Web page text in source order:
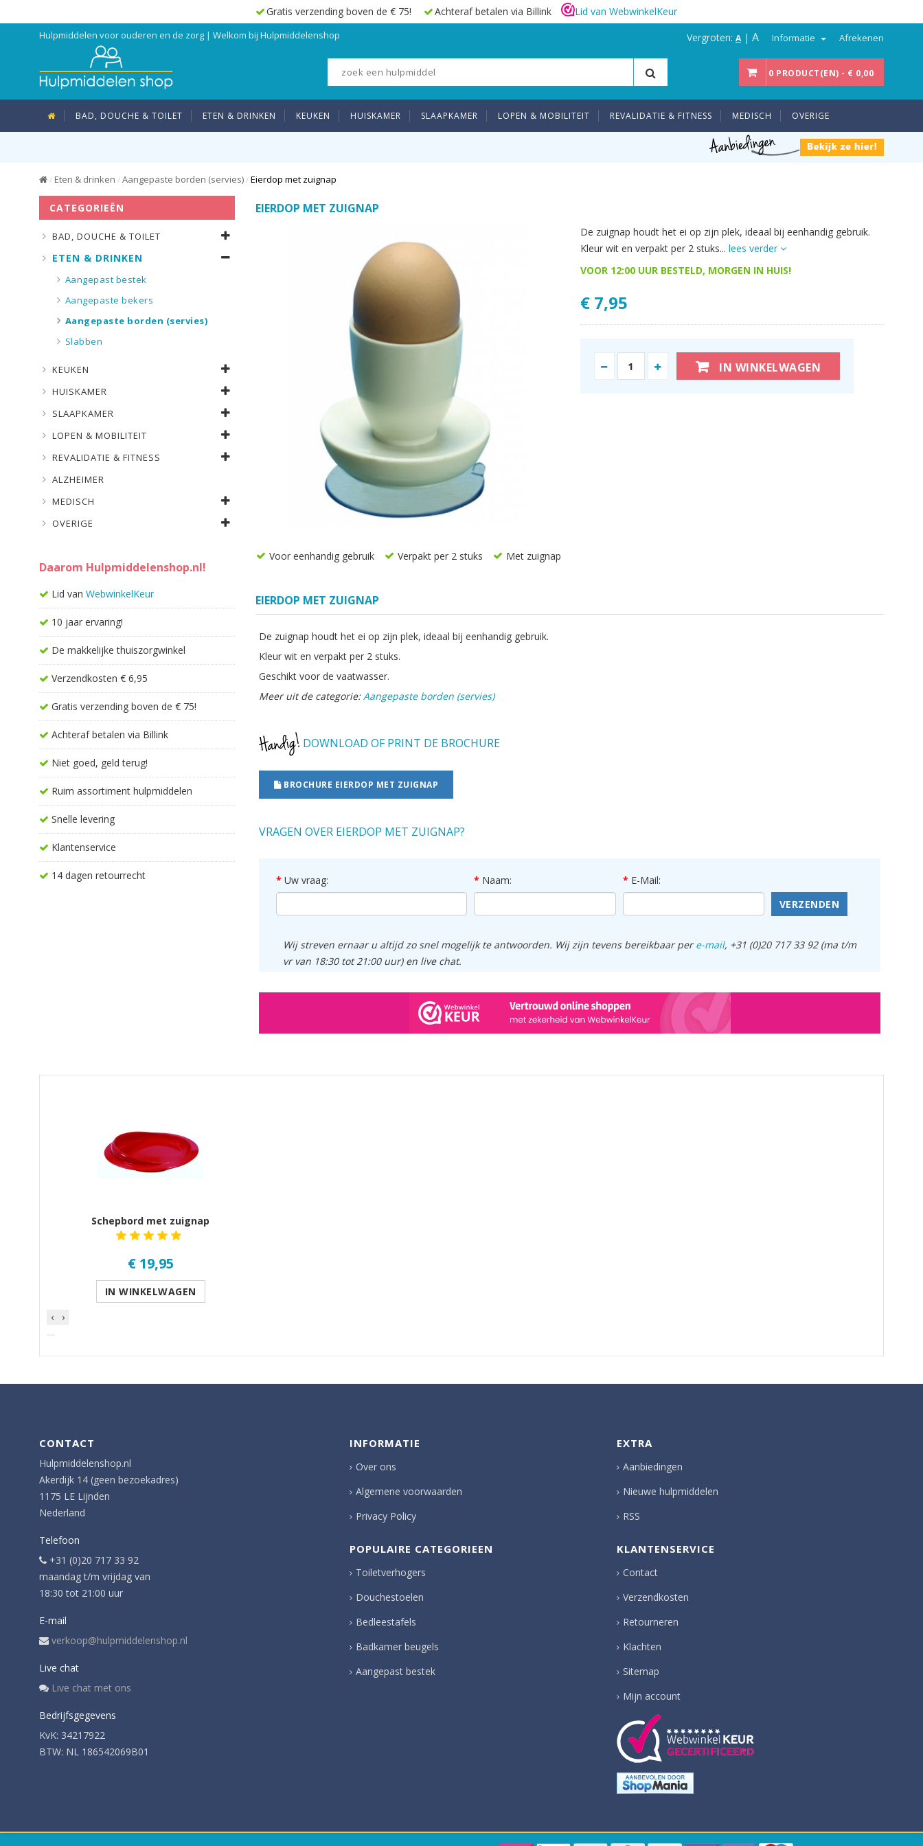
Gratis verzending boven de € 75! Achteraf betalen via Billink Lid van WebwinkelKeur
Hulpmiddelen voor ouderen en de zorg | Welkom bij Hulpmiddelenshop Vergroten: A| A Informatie Afrekenen
0 PRODUCT(EN) - € 0,00
BAD, DOUCHE & TOILET ETEN & DRINKEN KEUKEN HUISKAMER SLAAPKAMER LOPEN & MOBILITEIT REVALIDATIE & FITNESS MEDISCH OVERIGE
/ Eten & drinken / Aangepaste borden (servies) / Eierdop met zuignap
EIERDOP MET ZUIGNAP
De zuignap houdt het ei op zijn plek, ideaal bij eenhandig gebruik.
Kleur wit en verpakt per 2 stuks... lees verder
VOOR 12:00 UUR BESTELD, MORGEN IN HUIS!
€ 7,95
IN WINKELWAGEN
Voor eenhandig gebruik Verpakt per 2 stuks Met zuignap
EIERDOP MET ZUIGNAP
De zuignap houdt het ei op zijn plek, ideaal bij eenhandig gebruik.
Kleur wit en verpakt per 2 stuks.
Geschikt voor de vaatwasser.
Meer uit de categorie: Aangepaste borden (servies)
DOWNLOAD OF PRINT DE BROCHURE
BROCHURE EIERDOP MET ZUIGNAP
VRAGEN OVER EIERDOP MET ZUIGNAP?
Uw vraag: Naam:
E-Mail:
VERZENDEN
Wij streven ernaar u altijd zo snel mogelijk te antwoorden. Wij zijn tevens bereikbaar pere-mail, +31 (0)20 717 33 92 (ma t/m
vr van 18:30 tot 21:00 uur) en live chat.
CATEGORIEËN
BAD, DOUCHE & TOILET
ETEN & DRINKEN
Aangepast bestek
Aangepaste bekers
Aangepaste borden (servies)
Slabben
KEUKEN
HUISKAMER
SLAAPKAMER
LOPEN & MOBILITEIT
REVALIDATIE & FITNESS
ALZHEIMER
MEDISCH
OVERIGE
Daarom Hulpmiddelenshop.nl!
Lid vanWebwinkelKeur
10 jaar ervaring!
De makkelijke thuiszorgwinkel
Verzendkosten € 6,95
Gratis verzending boven de € 75!
Achteraf betalen via Billink
Niet goed, geld terug!
Ruim assortiment hulpmiddelen
Snelle levering
Klantenservice
14 dagen retourrecht
Schepbord met zuignap
€ 19,95
IN WINKELWAGEN
‹
›
CONTACT
Hulpmiddelenshop.nl
Akerdijk 14 (geen bezoekadres)
1175 LE Lijnden
Nederland
Telefoon
+31 (0)20 717 33 92
maandag t/m vrijdag van
18:30 tot 21:00 uur
E-mail
verkoop@hulpmiddelenshop.nl
Live chat
Live chat met ons
Bedrijfsgegevens
KvK: 34217922
BTW: NL 186542069B01
EXTRA
Aanbiedingen
Nieuwe hulpmiddelen
RSS
KLANTENSERVICE
Contact
Verzendkosten
Retourneren
Klachten
Sitemap
Mijn account
INFORMATIE
Over ons
Algemene voorwaarden
Privacy Policy
POPULAIRE CATEGORIEEN
Toiletverhogers
Douchestoelen
Bedleestafels
Badkamer beugels
Aangepast bestek